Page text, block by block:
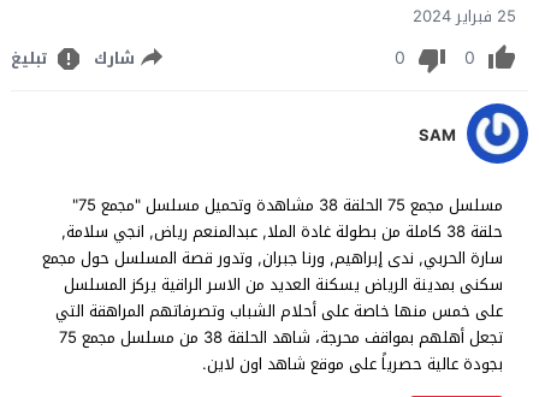
25 فبراير 2024
0
0 شارك تبليغ
SAM
مسلسل مجمع 75 الحلقة 38 مشاهدة وتحميل مسلسل "مجمع 75"
حلقة 38 كاملة من بطولة غادة الملا, عبدالمنعم رياض, انجي سلامة,
سارة الحربي, ندى إبراهيم, ورنا جبران, وتدور قصة المسلسل حول مجمع
سكنى بمدينة الرياض يسكنة العديد من الاسر الراقية يركز المسلسل
على خمس منها خاصة على أحلام الشباب وتصرفاتهم المراهقة التي
تجعل أهلهم بمواقف محرجة، شاهد الحلقة 38 من مسلسل مجمع 75
بجودة عالية حصرياً على موقع شاهد اون لاين.